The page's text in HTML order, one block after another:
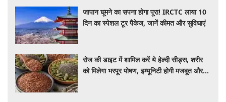
जापान घूमने का सपना होगा पूरा! IRCTC लाया 10
दिन का स्पेशल टूर पैकेज, जानें कीमत और सुविधाएं
रोज की डाइट में शामिल करें ये हेल्दी सीड्स, शरीर
को मिलेगा भरपूर पोषण, इम्यूनिटी होगी मजबूत और